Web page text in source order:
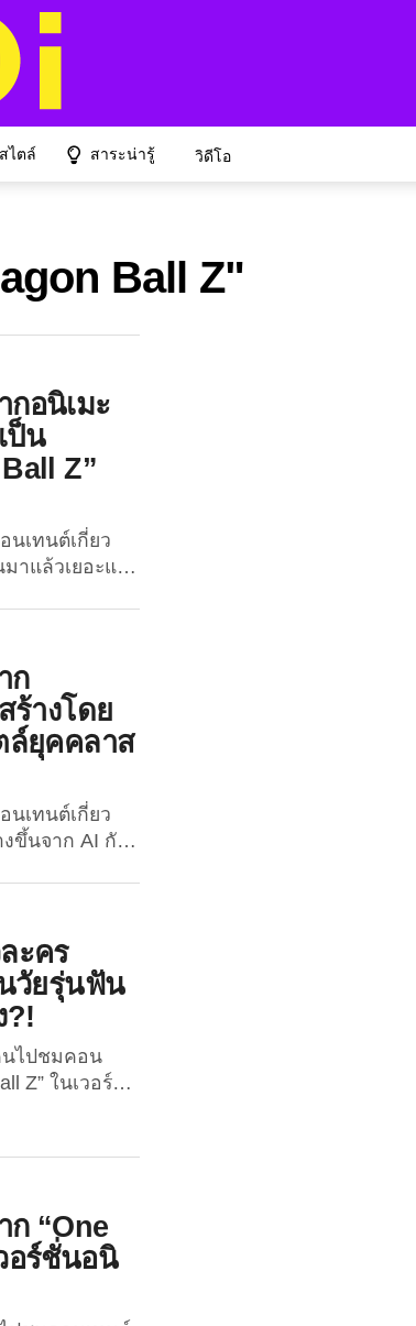
ไตล์ สาระน่ารู้ วิดีโอ
Ball Z"
กอนิเมะ
ป็น
Z”
เทนต์เกี่ยว
าแล้วเยอะแยะ
เป็นการ์ตูน
รียกได้ว่าทั้ง
อย แต่ความ
เท่านั้น เพราะ
อง 14 ภาพตัว
งเป็นเวอร์ชั่น
ยี AI ผลงาน
ก
ร้างโดย
ล์ยุคคลาส
เทนต์เกี่ยว
ขึ้นจาก AI กัน
กลายเป็น
กมาก็เรียกได้
กันไม่น้อย แต่
ดเพียงเท่านั้น
ไปส่อง 16
กแปลงเป็น
ลาสสิกด้วย
ะคร
วัยรุ่นฟัน
?!
นไปชมคอน
Z” ในเวอร์ชั่น
วอร์ชั่นการ์ตูน
ยกได้ว่าทั้งสุด
อย แต่ความ
ก “One
อร์ชั่นอนิ